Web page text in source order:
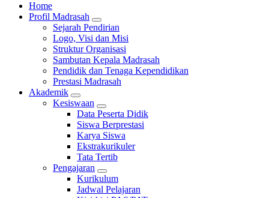
Home
Profil Madrasah
Sejarah Pendirian
Logo, Visi dan Misi
Struktur Organisasi
Sambutan Kepala Madrasah
Pendidik dan Tenaga Kependidikan
Prestasi Madrasah
Akademik
Kesiswaan
Data Peserta Didik
Siswa Berprestasi
Karya Siswa
Ekstrakurikuler
Tata Tertib
Pengajaran
Kurikulum
Jadwal Pelajaran